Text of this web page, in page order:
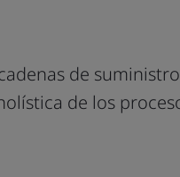
de
de los